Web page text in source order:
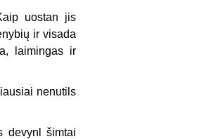
uostan jis
ir visada
laimingas ir
nenutils
devynl šimtai